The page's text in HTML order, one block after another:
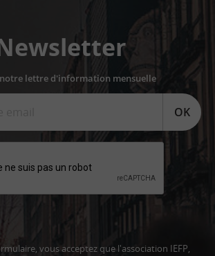
notre lettre d'information mensuelle
OK
vous acceptez que l'association IEFP,